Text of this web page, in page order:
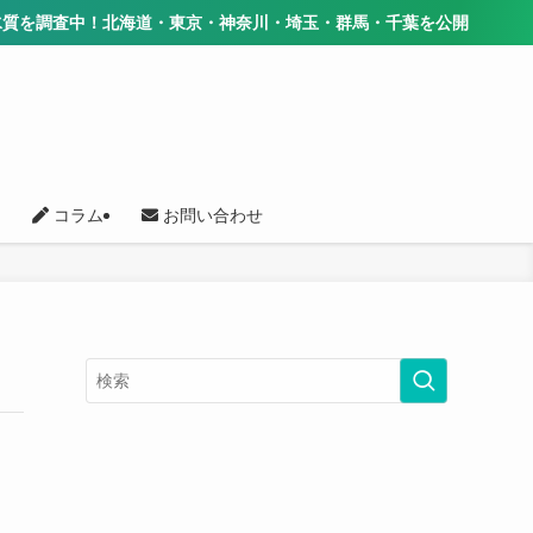
査中！北海道・東京・神奈川・埼玉・群馬・千葉を公開
コラム お問い合わせ